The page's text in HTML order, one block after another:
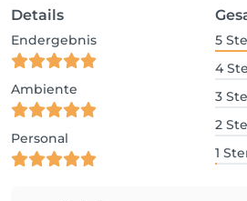
Details
Endergebnis
Ambiente
Personal
5
4
3
2
1